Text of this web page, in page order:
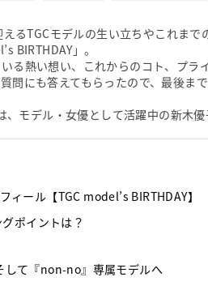
るTGCモデルの生い立ちやこれまで
BIRTHDAY」。
る熱い想い、これからのコト、プラ
問にも答えてもらったので、最後ま
モデル・女優として活躍中の新木優
ール【TGC model’s BIRTHDAY】
ポイントは？
して『non-no』専属モデルへ